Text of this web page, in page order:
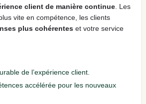
client de manière continue . Les
vite en compétence, les clients
plus cohérentes et votre service
de l’expérience client.
accélérée pour les nouveaux